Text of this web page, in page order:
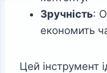
Зручність:
економить
Цей інструмент